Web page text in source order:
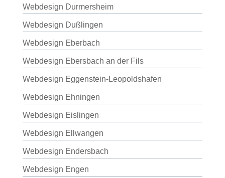
Webdesign Durmersheim
Webdesign Dußlingen
Webdesign Eberbach
Webdesign Ebersbach an der Fils
Webdesign Eggenstein-Leopoldshafen
Webdesign Ehningen
Webdesign Eislingen
Webdesign Ellwangen
Webdesign Endersbach
Webdesign Engen